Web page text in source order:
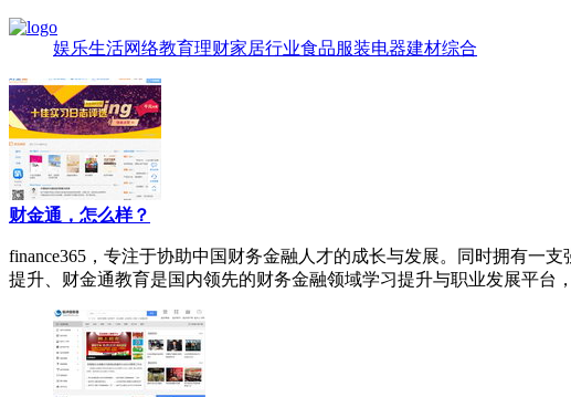
娱乐生活网络教育理财家居行业食品服装电器建材综合
财金通，怎么样？
finance365 ，专注于协助中国财务金融人才的成长与发展。同时拥有一
提升、财金通教育是国内领先的财务金融领域学习提升与职业发展平台